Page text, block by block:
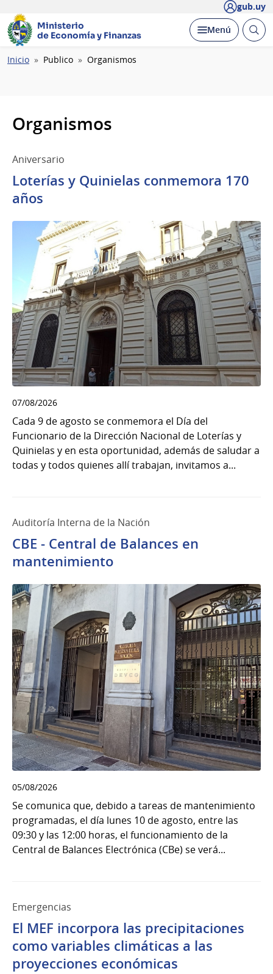
gub.uy
Ministerio
de Economía y Finanzas
Desplegar
Menú Abrir
Ruta
Inicio Publico Organismos
Organismos
Aniversario
Loterías y Quinielas conmemora 170
años
07/08/2026
Cada 9 de agosto se conmemora el Día del
Funcionario de la Dirección Nacional de Loterías y
Quinielas y en esta oportunidad, además de saludar a
todas y todos quienes allí trabajan, invitamos a...
Auditoría Interna de la Nación
CBE - Central de Balances en
mantenimiento
05/08/2026
Se comunica que, debido a tareas de mantenimiento
programadas, el día lunes 10 de agosto, entre las
09:30 y las 12:00 horas, el funcionamiento de la
Central de Balances Electrónica (CBe) se verá...
Emergencias
El MEF incorpora las precipitaciones
como variables climáticas a las
proyecciones económicas